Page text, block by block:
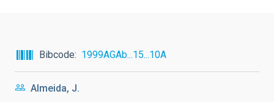
Bibcode 1999AGAb...15...10A
Almeida, J.